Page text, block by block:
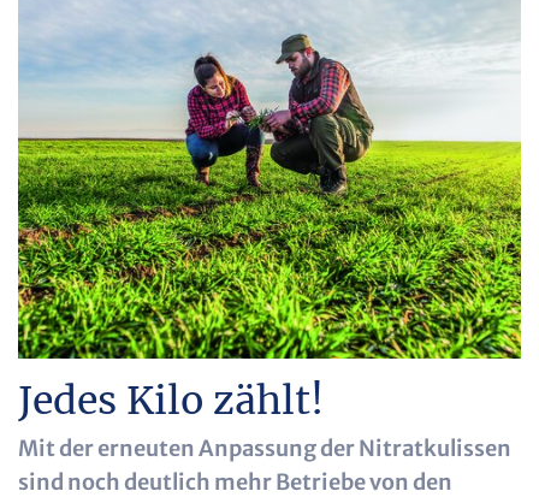
Jedes Kilo zählt!
Mit der erneuten Anpassung der Nitratkulissen
sind noch deutlich mehr Betriebe von den